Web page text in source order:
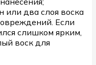
или два слоя воска
Если
слишком ярким,
воск для